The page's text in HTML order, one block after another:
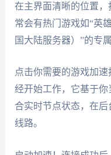
在主界面清晰的位置，
常会有热门游戏如“英
国大陆服务器）”的专
点击你需要的游戏加
经开始工作，它基于
合实时节点状态，在
线路。